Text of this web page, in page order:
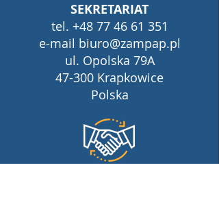
SEKRETARIAT
tel. +48 77 46 61 351
e-mail biuro@zampap.pl
ul. Opolska 79A
47-300 Krapkowice
Polska